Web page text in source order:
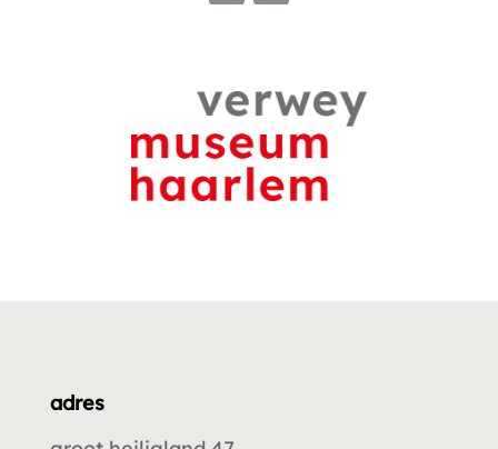
adres